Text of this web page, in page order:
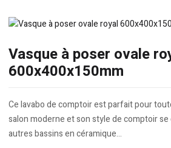
Vasque à poser ovale
600x400x150mm
Ce lavabo de comptoir est parfait pour
salon moderne et son style de comptoir
autres bassins en céramique…